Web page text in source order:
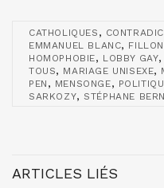
CATHOLIQUES ,
EMMANUEL BLANC, FILLON
HOMOPHOBIE, LOBBY GAY,
TOUS, MARIAGE UNISEXE,
PEN , MENSONGE,
SARKOZY, STÉPHANE BERN
ARTICLES LIÉS